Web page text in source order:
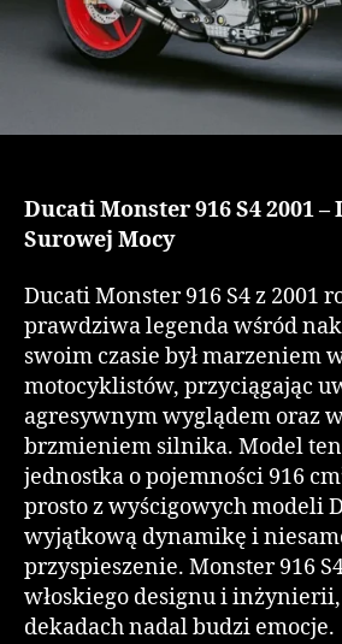
Ducati Monster 916 S4 2001
Surowej Mocy
Ducati Monster 916 S4 z 2001
prawdziwa legenda wśród
swoim czasie był marzeniem
motocyklistów, przyciągając
agresywnym wyglądem oraz
brzmieniem silnika. Model
jednostka o pojemności 916
prosto z wyścigowych modeli
wyjątkową dynamikę i
przyspieszenie. Monster 916
włoskiego designu i
dekadach nadal budzi emocje.